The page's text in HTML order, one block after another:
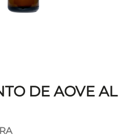
DE AOVE AL